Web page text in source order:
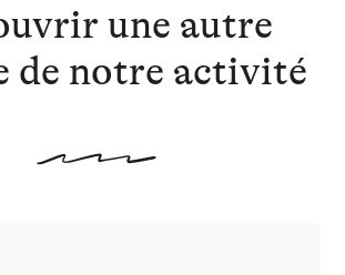
une autre
de notre activité